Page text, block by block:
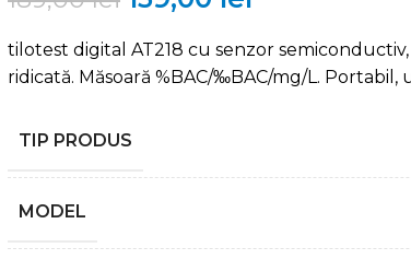
tilotest digital AT218 cu senzor
ridicată. Măsoară %BAC/‰BAC/mg/L.
TIP PRODUS
MODEL